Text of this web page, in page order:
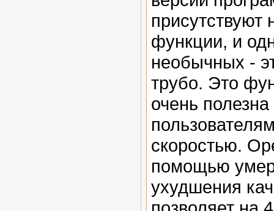
присутствуют
функции, и
необычных -
трубо. Это
очень полезна
скоростью.
помощью
ухудшения